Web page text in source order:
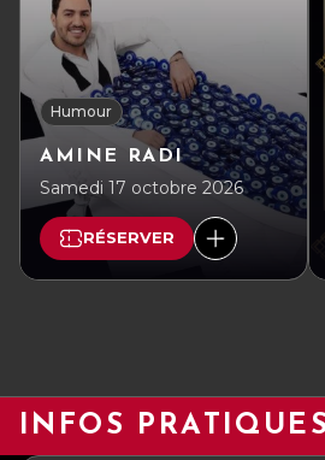
Humour
AMINE RADI
Samedi 17 octobre 2026
RÉSERVER
INFOS PRATIQUES